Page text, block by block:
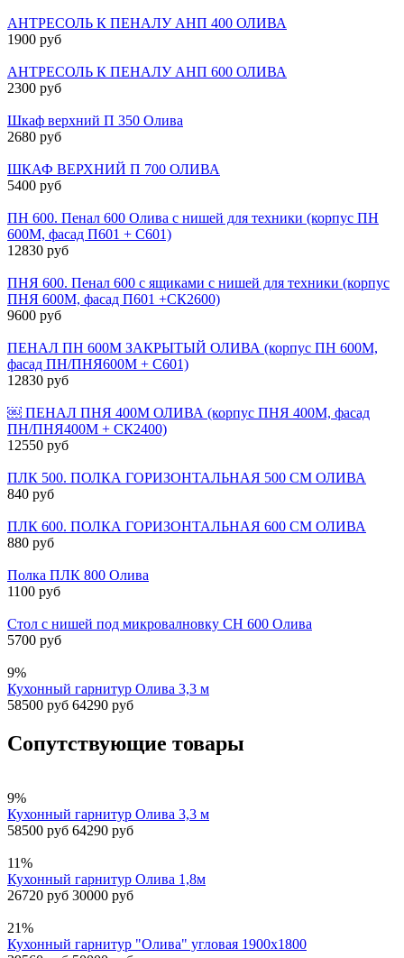
АНТРЕСОЛЬ К ПЕНАЛУ АНП 400 ОЛИВА
1900 руб
АНТРЕСОЛЬ К ПЕНАЛУ АНП 600 ОЛИВА
2300 руб
Шкаф верхний П 350 Олива
2680 руб
ШКАФ ВЕРХНИЙ П 700 ОЛИВА
5400 руб
ПН 600. Пенал 600 Олива с нишей для техники (корпус ПН
600М, фасад П601 + С601)
12830 руб
ПНЯ 600. Пенал 600 с ящиками с нишей для техники (корпус
ПНЯ 600М, фасад П601 +СК2600)
9600 руб
ПЕНАЛ ПН 600М ЗАКРЫТЫЙ ОЛИВА (корпус ПН 600М,
фасад ПН/ПНЯ600М + С601)
12830 руб
￼ ПЕНАЛ ПНЯ 400М ОЛИВА (корпус ПНЯ 400М, фасад
ПН/ПНЯ400М + СК2400)
12550 руб
ПЛК 500. ПОЛКА ГОРИЗОНТАЛЬНАЯ 500 СМ ОЛИВА
840 руб
ПЛК 600. ПОЛКА ГОРИЗОНТАЛЬНАЯ 600 СМ ОЛИВА
880 руб
Полка ПЛК 800 Олива
1100 руб
Стол с нишей под микровалновку СН 600 Олива
5700 руб
9%
Кухонный гарнитур Олива 3,3 м
58500 руб 64290 руб
Сопутствующие товары
9%
Кухонный гарнитур Олива 3,3 м
58500 руб 64290 руб
11%
Кухонный гарнитур Олива 1,8м
26720 руб 30000 руб
21%
Кухонный гарнитур "Олива" угловая 1900х1800